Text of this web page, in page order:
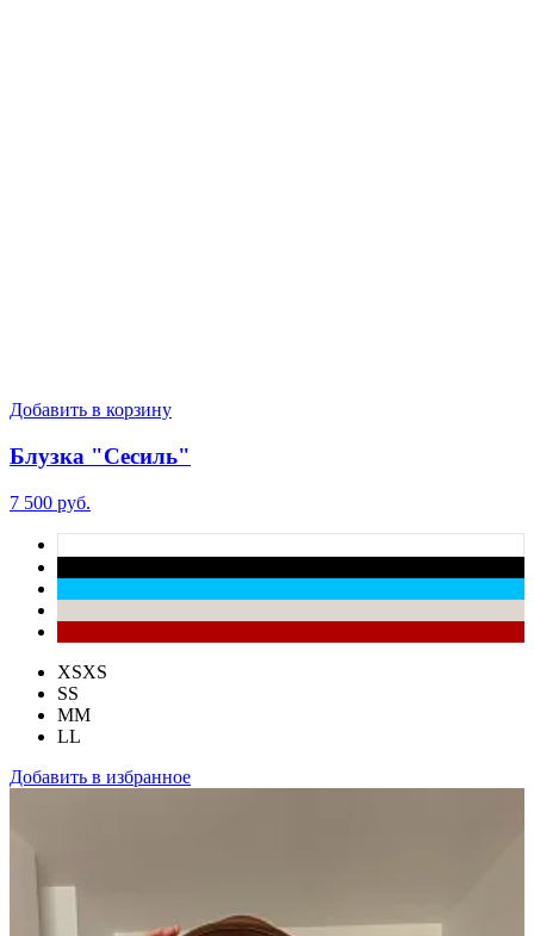
Добавить в корзину
Блузка "Сесиль"
7 500 руб.
XSXS
SS
MM
LL
Добавить в избранное